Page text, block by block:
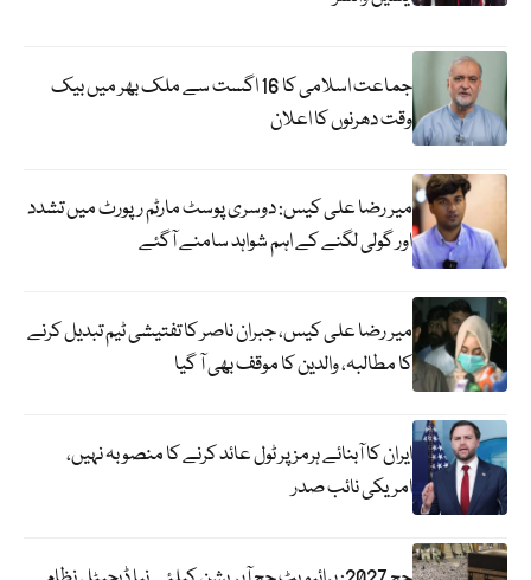
جماعت اسلامی کا 16 اگست سے ملک بھر میں بیک
وقت دھرنوں کا اعلان
میر رضا علی کیس: دوسری پوسٹ مارٹم رپورٹ میں تشدد
اور گولی لگنے کے اہم شواہد سامنے آگئے
میر رضا علی کیس، جبران ناصر کا تفتیشی ٹیم تبدیل کرنے
کا مطالبہ، والدین کا موقف بھی آ گیا
ایران کا آبنائے ہرمز پر ٹول عائد کرنے کا منصوبہ نہیں،
امریکی نائب صدر